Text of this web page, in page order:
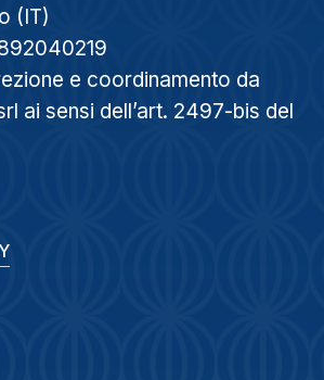
(IT)
e coordinamento da
ai sensi dell’art. 2497-bis del